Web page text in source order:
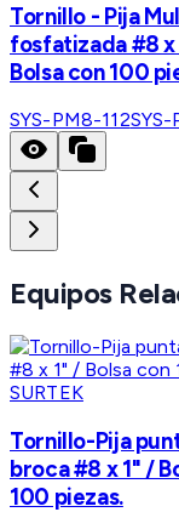
Tornillo - Pija
fosfatizada #8 x
Bolsa con 100
SYS-PM8-112SYS-
Equipos
SURTEK
Tornillo-Pija
broca #8 x 1" /
100 piezas.